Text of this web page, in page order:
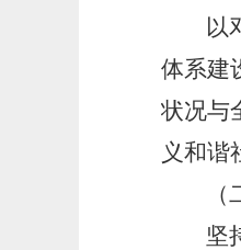
以
体系建
状况与
义和谐
坚